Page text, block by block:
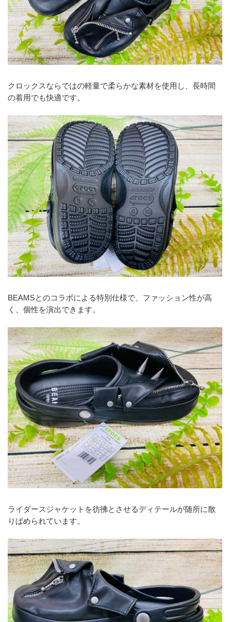
クロックスならではの軽量で柔らかな素材を使用し、長時間
の着用でも快適です。
BEAMSとのコラボによる特別仕様で、ファッション性が高
く、個性を演出できます。
ライダースジャケットを彷彿とさせるディテールが随所に散
りばめられています。